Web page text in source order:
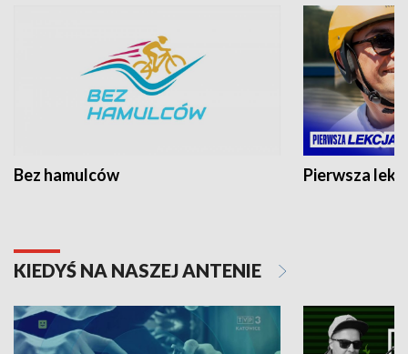
Bez hamulców Pierwsza
KIEDYŚ NA NASZEJ ANTENIE